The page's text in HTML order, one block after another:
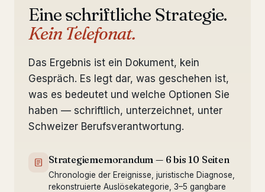
Eine schriftliche Strategie.
Kein Telefonat.
Das Ergebnis ist ein Dokument, kein
Gespräch. Es legt dar, was geschehen ist,
was es bedeutet und welche Optionen Sie
haben — schriftlich, unterzeichnet, unter
Schweizer Berufsverantwortung.
Strategiememorandum — 6 bis 10 Seiten
Chronologie der Ereignisse, juristische Diagnose,
rekonstruierte Auslösekategorie, 3–5 gangbare